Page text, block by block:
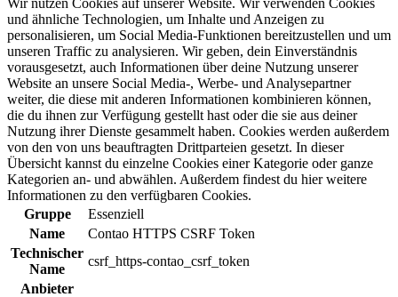
und ähnliche Technologien, um Inhalte und Anzeigen zu
personalisieren, um Social Media-Funktionen bereitzustellen und um
unseren Traffic zu analysieren. Wir geben, dein Einverständnis
vorausgesetzt, auch Informationen über deine Nutzung unserer
Website an unsere Social Media-, Werbe- und Analysepartner
weiter, die diese mit anderen Informationen kombinieren können,
die du ihnen zur Verfügung gestellt hast oder die sie aus deiner
Nutzung ihrer Dienste gesammelt haben. Cookies werden außerdem
von den von uns beauftragten Drittparteien gesetzt. In dieser
Übersicht kannst du einzelne Cookies einer Kategorie oder ganze
Kategorien an- und abwählen. Außerdem findest du hier weitere
Informationen zu den verfügbaren Cookies.
Gruppe
Essenziell
Name
Contao HTTPS CSRF Token
Technischer
Name
csrf_https-contao_csrf_token
Anbieter